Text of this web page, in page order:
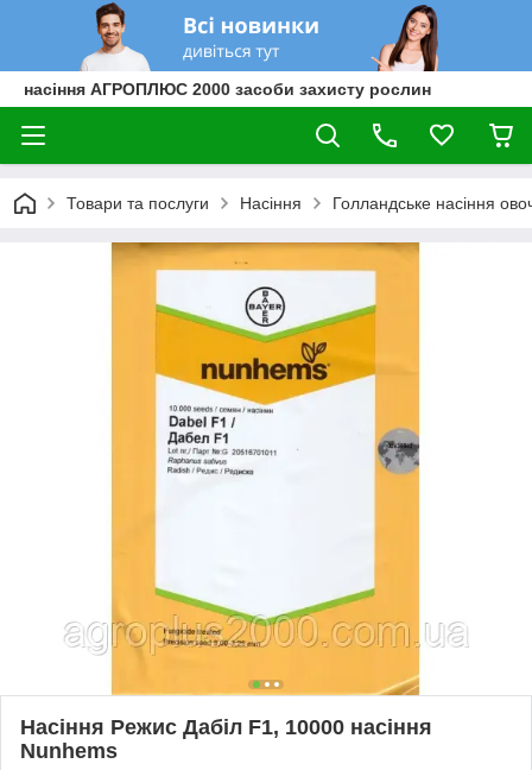
насіння АГРОПЛЮС 2000 засоби захисту рослин
Товари та послуги Насіння Голландське насіння
Насіння Режис Дабіл F1, 10000 насіння
Nunhems